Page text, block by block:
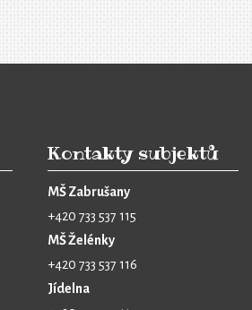
Kontakty subjektů
MŠ Zabrušany
+420 733 537 115
MŠ Želénky
+420 733 537 116
Jídelna